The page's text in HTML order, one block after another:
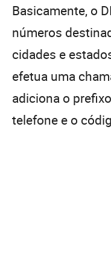
Basicamente, o
números
cidades e
efetua uma
adiciona o
telefone e o